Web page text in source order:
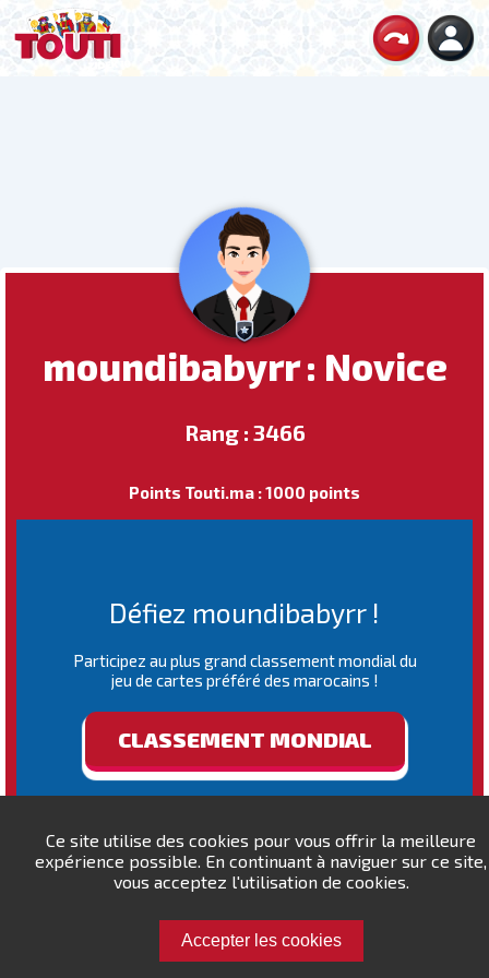
Ce site utilise des cookies pour vous offrir la meilleure
expérience possible. En continuant à naviguer sur ce site,
vous acceptez l'utilisation de cookies.
Accepter les cookies
moundibabyrr : Novice
Rang : 3466
Points Touti.ma : 1000 points
Défiez moundibabyrr !
Participez au plus grand classement mondial du
jeu de cartes préféré des marocains !
CLASSEMENT MONDIAL